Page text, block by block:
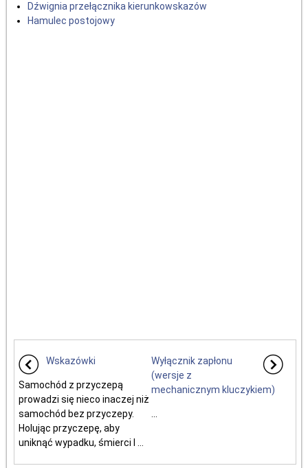
Dźwignia przełącznika kierunkowskazów
Hamulec postojowy
Wskazówki
Samochód z przyczepą
prowadzi się nieco inaczej niż
samochód bez przyczepy.
Holując przyczepę, aby
uniknąć wypadku, śmierci l ...
Wyłącznik zapłonu
(wersje z
mechanicznym kluczykiem)